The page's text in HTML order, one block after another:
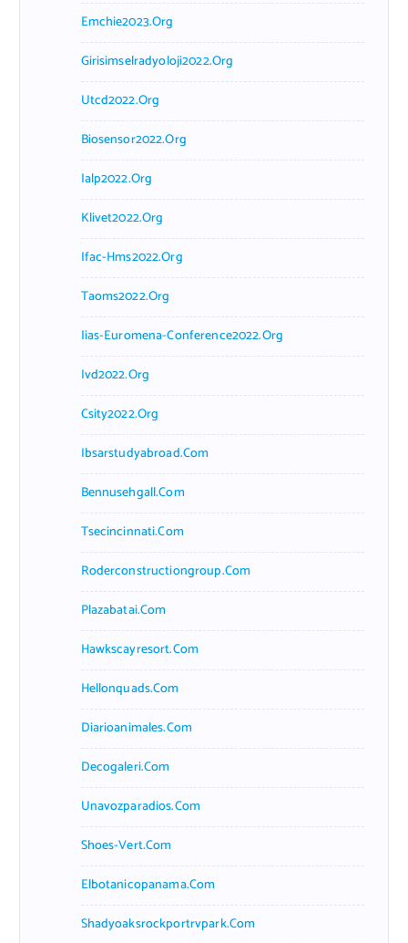
Emchie2023.org
Girisimselradyoloji2022.org
Utcd2022.org
Biosensor2022.org
Ialp2022.org
Klivet2022.org
Ifac-Hms2022.org
Taoms2022.org
Iias-Euromena-Conference2022.org
Ivd2022.org
Csity2022.org
Ibsarstudyabroad.com
Bennusehgall.com
Tsecincinnati.com
Roderconstructiongroup.com
Plazabatai.com
Hawkscayresort.com
Hellonquads.com
Diarioanimales.com
Decogaleri.com
Unavozparadios.com
Shoes-Vert.com
Elbotanicopanama.com
Shadyoaksrockportrvpark.com